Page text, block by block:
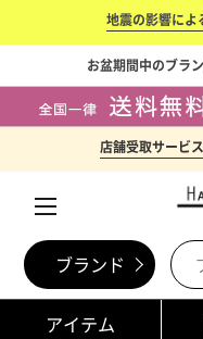
地震の影響に
お盆期間中のブラ
店舗受取サービ
ブランド
アイテム